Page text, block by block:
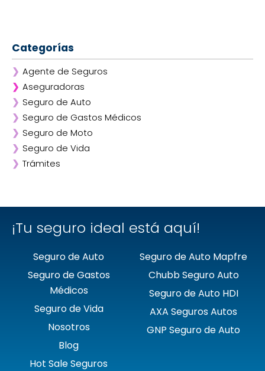
Categorías
❯ Agente de Seguros
❯ Aseguradoras
❯ Afirme
❯ ANA
❯ AXA
❯ Chubb
❯ GNP
❯ Seguro de Auto
❯ Seguro de Gastos Médicos
❯ Seguro de Moto
❯ Seguro de Vida
❯ Trámites
¡Tu seguro ideal está aquí!
Seguro de Auto
Seguro de Gastos
Médicos
Seguro de Vida
Nosotros
Blog
Hot Sale Seguros
Seguro de Auto Mapfre
Chubb Seguro Auto
Seguro de Auto HDI
AXA Seguros Autos
GNP Seguro de Auto